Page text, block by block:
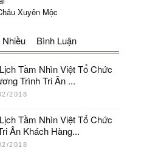
Xuyên Mộc
Bình Luận
Tầm Nhìn Việt Tổ Chức
Trình Tri Ân ...
2018
Tầm Nhìn Việt Tổ Chức
Ân Khách Hàng...
2018